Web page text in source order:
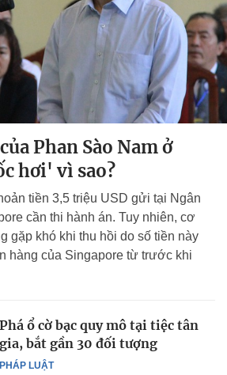
Phan Sào Nam ở
hơi' vì sao?
tiền 3,5 triệu USD gửi tại Ngân
cần thi hành án. Tuy nhiên, cơ
gặp khó khi thu hồi do số tiền này
hàng của Singapore từ trước khi
PHÁP LUẬT
Phá ổ cờ bạc quy mô tại tiệc tân
gia, bắt gần 30 đối tượng